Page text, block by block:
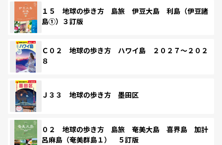
１５ 地球の歩き方 島旅 伊豆大島 利島（伊豆諸
島①）３訂版
Ｃ０２ 地球の歩き方 ハワイ島 ２０２７～２０２
８
Ｊ３３ 地球の歩き方 墨田区
０２ 地球の歩き方 島旅 奄美大島 喜界島 加計
呂麻島（奄美群島１） ５訂版